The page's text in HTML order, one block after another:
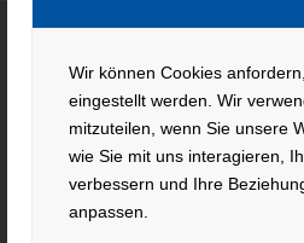
Wir können Cookies
eingestellt werden. Wir
mitzuteilen, wenn Sie unsere
wie Sie mit uns interagieren,
verbessern und Ihre
anpassen.
KONTAKT
Hacker Feinmechanik GmbH
Im Polder 2 / Neuhausen
94560 Offenberg